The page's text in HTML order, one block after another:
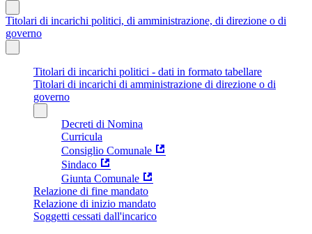
Titolari di incarichi politici, di amministrazione, di direzione o di
governo
Titolari di incarichi politici - dati in formato tabellare
Titolari di incarichi di amministrazione di direzione o di
governo
Decreti di Nomina
Curricula
Consiglio Comunale
Sindaco
Giunta Comunale
Relazione di fine mandato
Relazione di inizio mandato
Soggetti cessati dall'incarico